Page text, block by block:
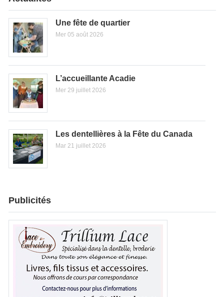
Une fête de quartier
Mer 05 août 2026
L’accueillante Acadie
Mer 29 juillet 2026
Les dentellières à la Fête du Canada
Mar 21 juillet 2026
Publicités